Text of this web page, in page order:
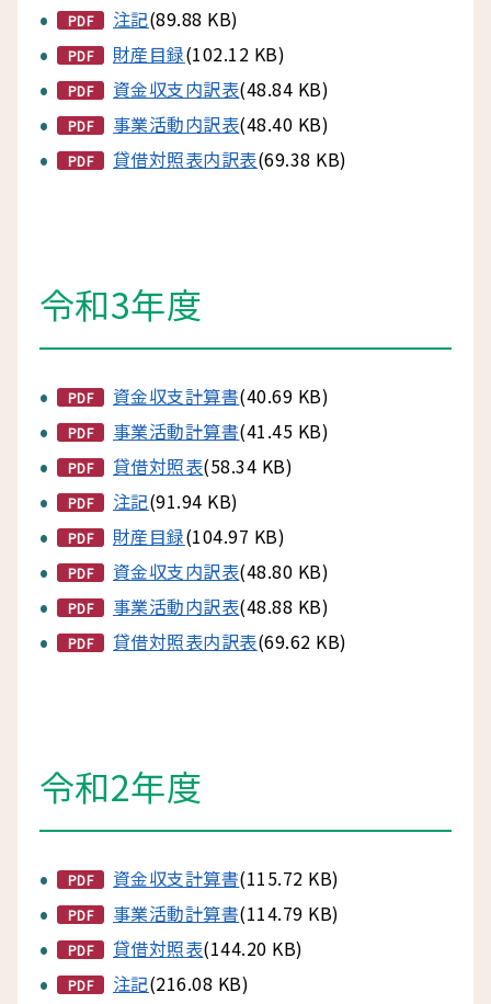
PDF 注記(89.88 KB)
PDF 財産目録(102.12 KB)
PDF 資金収支内訳表(48.84 KB)
PDF 事業活動内訳表(48.40 KB)
PDF 貸借対照表内訳表(69.38 KB)
令和3年度
PDF 資金収支計算書(40.69 KB)
PDF 事業活動計算書(41.45 KB)
PDF 貸借対照表(58.34 KB)
PDF 注記(91.94 KB)
PDF 財産目録(104.97 KB)
PDF 資金収支内訳表(48.80 KB)
PDF 事業活動内訳表(48.88 KB)
PDF 貸借対照表内訳表(69.62 KB)
令和2年度
PDF 資金収支計算書(115.72 KB)
PDF 事業活動計算書(114.79 KB)
PDF 貸借対照表(144.20 KB)
PDF 注記(216.08 KB)